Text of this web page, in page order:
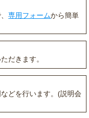
専用フォームから簡単
だきます。
どを行います。(説明会